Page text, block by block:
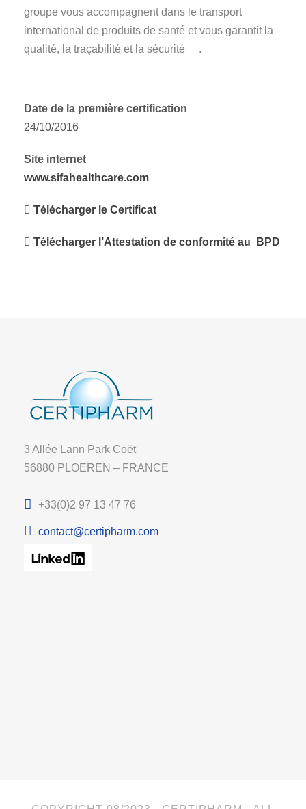
groupe vous accompagnent dans le transport
international de produits de santé et vous garantit la
qualité, la traçabilité et la sécurité .
Date de la première certification
24/10/2016
Site internet
www.sifahealthcare.com
Télécharger le Certificat
Télécharger l’Attestation de conformité au BPD
3 Allée Lann Park Coët
56880 PLOEREN – FRANCE
+33(0)2 97 13 47 76
contact@certipharm.com